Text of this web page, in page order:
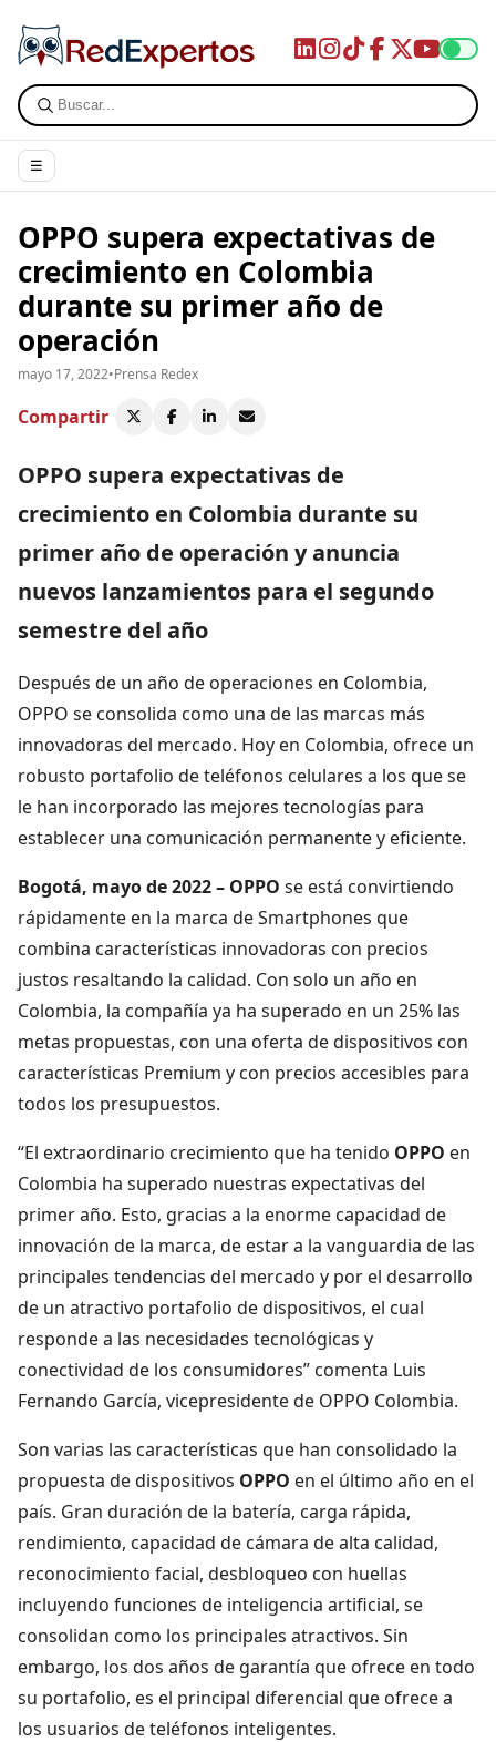
☰
OPPO supera expectativas de
crecimiento en Colombia
durante su primer año de
operación
mayo 17, 2022•Prensa Redex
Compartir
OPPO supera expectativas de
crecimiento en Colombia durante su
primer año de operación y anuncia
nuevos lanzamientos para el segundo
semestre del año
Después de un año de operaciones en Colombia,
OPPO se consolida como una de las marcas más
innovadoras del mercado. Hoy en Colombia, ofrece un
robusto portafolio de teléfonos celulares a los que se
le han incorporado las mejores tecnologías para
establecer una comunicación permanente y eficiente.
Bogotá, mayo de 2022 – OPPO se está convirtiendo
rápidamente en la marca de Smartphones que
combina características innovadoras con precios
justos resaltando la calidad. Con solo un año en
Colombia, la compañía ya ha superado en un 25% las
metas propuestas, con una oferta de dispositivos con
características Premium y con precios accesibles para
todos los presupuestos.
“El extraordinario crecimiento que ha tenido OPPO en
Colombia ha superado nuestras expectativas del
primer año. Esto, gracias a la enorme capacidad de
innovación de la marca, de estar a la vanguardia de las
principales tendencias del mercado y por el desarrollo
de un atractivo portafolio de dispositivos, el cual
responde a las necesidades tecnológicas y
conectividad de los consumidores” comenta Luis
Fernando García, vicepresidente de OPPO Colombia.
Son varias las características que han consolidado la
propuesta de dispositivos OPPO en el último año en el
país. Gran duración de la batería, carga rápida,
rendimiento, capacidad de cámara de alta calidad,
reconocimiento facial, desbloqueo con huellas
incluyendo funciones de inteligencia artificial, se
consolidan como los principales atractivos. Sin
embargo, los dos años de garantía que ofrece en todo
su portafolio, es el principal diferencial que ofrece a
los usuarios de teléfonos inteligentes.